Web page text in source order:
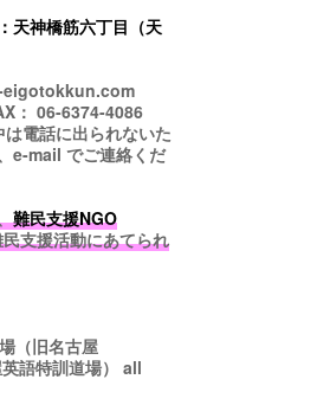
天神橋筋六丁目（天
： 06-6374-4086
電話に出られないた
e-mail でご連絡くだ
難民支援NGO
支援活動にあてられ
（旧名古屋
語特訓道場） all